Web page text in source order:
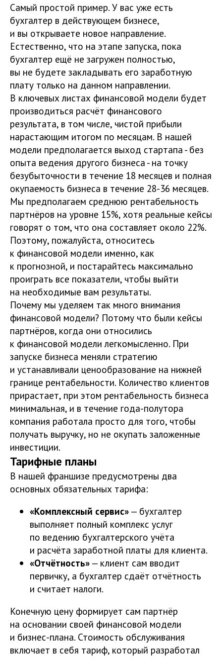
Самый простой пример. У вас уже есть
бухгалтер в действующем бизнесе,
и вы открываете новое направление.
Естественно, что на этапе запуска, пока
бухгалтер ещё не загружен полностью,
вы не будете закладывать его заработную
плату только на данном направлении.
В ключевых листах финансовой модели будет
производиться расчёт финансового
результата, в том числе, чистой прибыли
нарастающим итогом по месяцам. В нашей
модели предполагается выход стартапа - без
опыта ведения другого бизнеса - на точку
безубыточности в течение 18 месяцев и полная
окупаемость бизнеса в течение 28-36 месяцев.
Мы предполагаем среднюю рентабельность
партнёров на уровне 15%, хотя реальные кейсы
говорят о том, что она составляет около 22%.
Поэтому, пожалуйста, относитесь
к финансовой модели именно, как
к прогнозной, и постарайтесь максимально
проиграть все показатели, чтобы выйти
на необходимые вам результаты.
Почему мы уделяем так много внимания
финансовой модели? Потому что были кейсы
партнёров, когда они относились
к финансовой модели легкомысленно. При
запуске бизнеса меняли стратегию
и устанавливали ценообразование на нижней
границе рентабельности. Количество клиентов
прирастает, при этом рентабельность бизнеса
минимальная, и в течение года-полутора
компания работала просто для того, чтобы
получать выручку, но не окупать заложенные
инвестиции.
Тарифные планы
В нашей франшизе предусмотрены два
основных обязательных тарифа:
«Комплексный сервис» — бухгалтер
выполняет полный комплекс услуг
по ведению бухгалтерского учёта
и расчёта заработной платы для клиента.
«Отчётность» — клиент сам вводит
первичку, а бухгалтер сдаёт отчётность
и считает налоги.
Конечную цену формирует сам партнёр
на основании своей финансовой модели
и бизнес-плана. Стоимость обслуживания
включает в себя тариф, который разработал